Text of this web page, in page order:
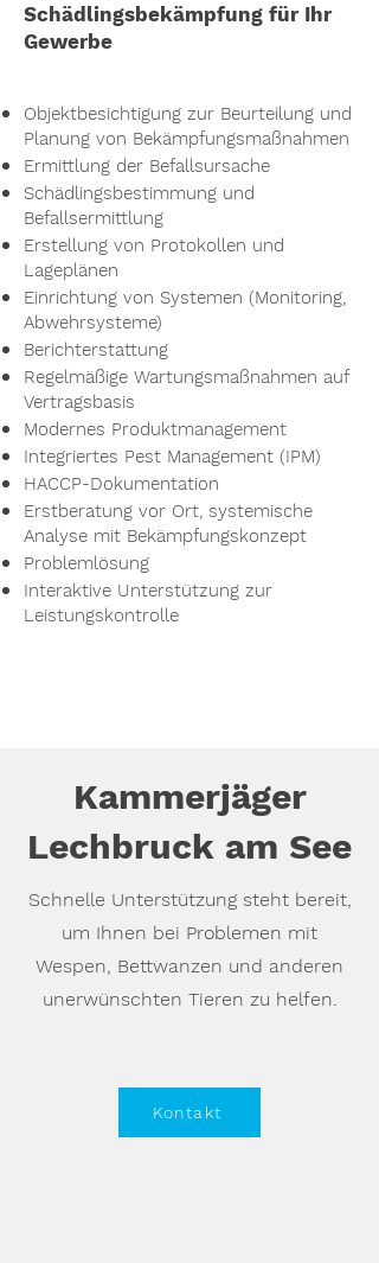
Schädlingsbekämpfung für Ihr
Gewerbe
Objektbesichtigung zur Beurteilung und
Planung von Bekämpfungsmaßnahmen
Ermittlung der Befallsursache
Schädlingsbestimmung und
Befallsermittlung
Erstellung von Protokollen und
Lageplänen
Einrichtung von Systemen (Monitoring,
Abwehrsysteme)
Berichterstattung
Regelmäßige Wartungsmaßnahmen auf
Vertragsbasis
Modernes Produktmanagement
Integriertes Pest Management (IPM)
HACCP-Dokumentation
Erstberatung vor Ort, systemische
Analyse mit Bekämpfungskonzept
Problemlösung
Interaktive Unterstützung zur
Leistungskontrolle
Kammerjäger
Lechbruck am See
Schnelle Unterstützung steht bereit,
um Ihnen bei Problemen mit
Wespen, Bettwanzen und anderen
unerwünschten Tieren zu helfen.
Kontakt